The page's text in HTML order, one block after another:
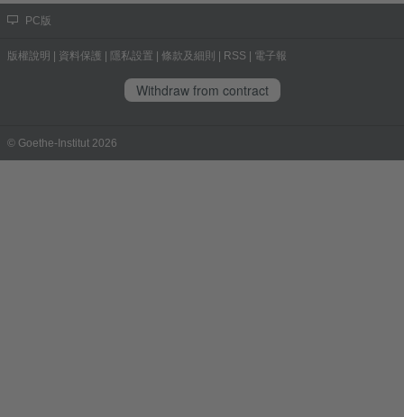
PC版
版權說明 | 資料保護 | 隱私設置 | 條款及細則 | RSS | 電子報
Withdraw from contract
© Goethe-Institut 2026